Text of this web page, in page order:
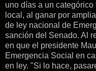
uno días a un
local, al ganar por
de ley nacional de
sanción del Senado. Al
en que el presidente
Emergencia Social en
en ley. "Si lo hace,